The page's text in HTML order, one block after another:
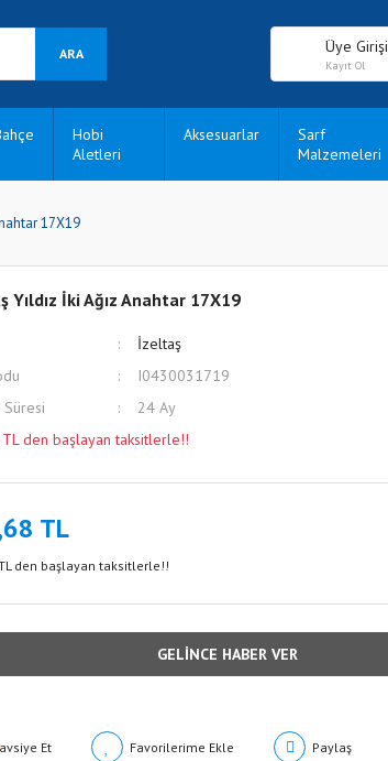
ARA Üye Girişi
Kayıt Ol
Hobi
Aletleri
Aksesuarlar
Sarf
Malzemeleri
17X19
Yıldız İki Ağız Anahtar 17X19
İzeltaş
I0430031719
Süresi
24 Ay
den başlayan taksitlerle!!
TL
den başlayan taksitlerle!!
GELİNCE HABER VER
Et Paylaş